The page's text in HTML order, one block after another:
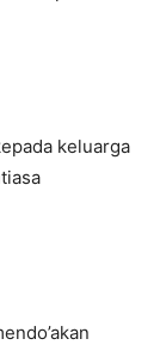
keluarga